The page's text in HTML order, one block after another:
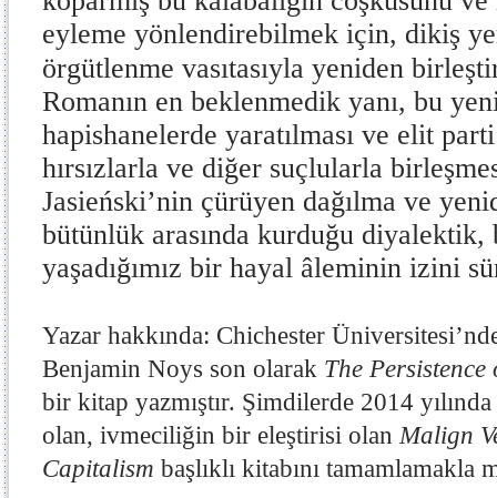
eyleme yönlendirebilmek için, dikiş
örgütlenme vasıtasıyla yeniden
Romanın en beklenmedik yanı, bu
hapishanelerde yaratılması ve elit
hırsızlarla ve diğer suçlularla
Jasieński’nin çürüyen dağılma ve
bütünlük arasında kurduğu
yaşadığımız bir hayal âleminin izini
Yazar hakkında: Chichester
Benjamin Noys son olarak The
bir kitap yazmıştır. Şimdilerde 2014
olan, ivmeciliğin bir eleştirisi olan Malign
Capitalism başlıklı kitabını tamamlamakla